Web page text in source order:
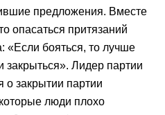
предложения. Вместе
опасаться притязаний
«Если бояться, то лучше
закрыться». Лидер партии
о закрытии партии
люди плохо